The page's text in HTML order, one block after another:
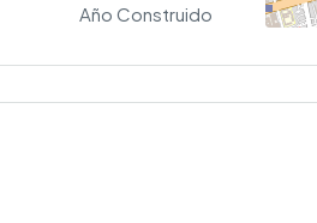
Año Construido